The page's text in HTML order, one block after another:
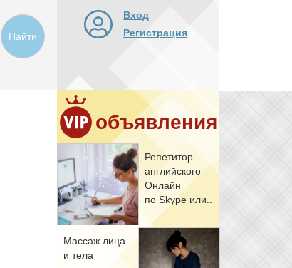
Найти
Вход
Регистрация
объявления
Ре­пе­ти­тор
ан­глий­ско­го
Он­лайн
по Skype или..
Мас­саж ли­ца
и те­ла